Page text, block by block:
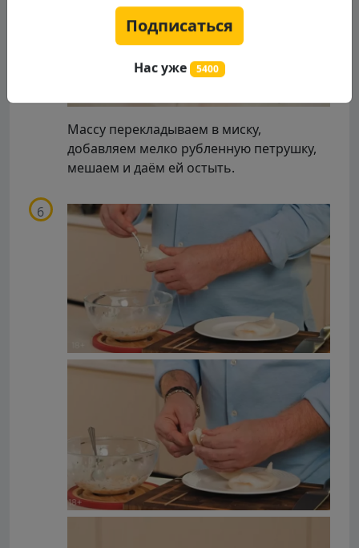
Массу перекладываем в миску,
добавляем мелко рубленную петрушку,
мешаем и даём ей остыть.
Подписаться
Нас уже 5400